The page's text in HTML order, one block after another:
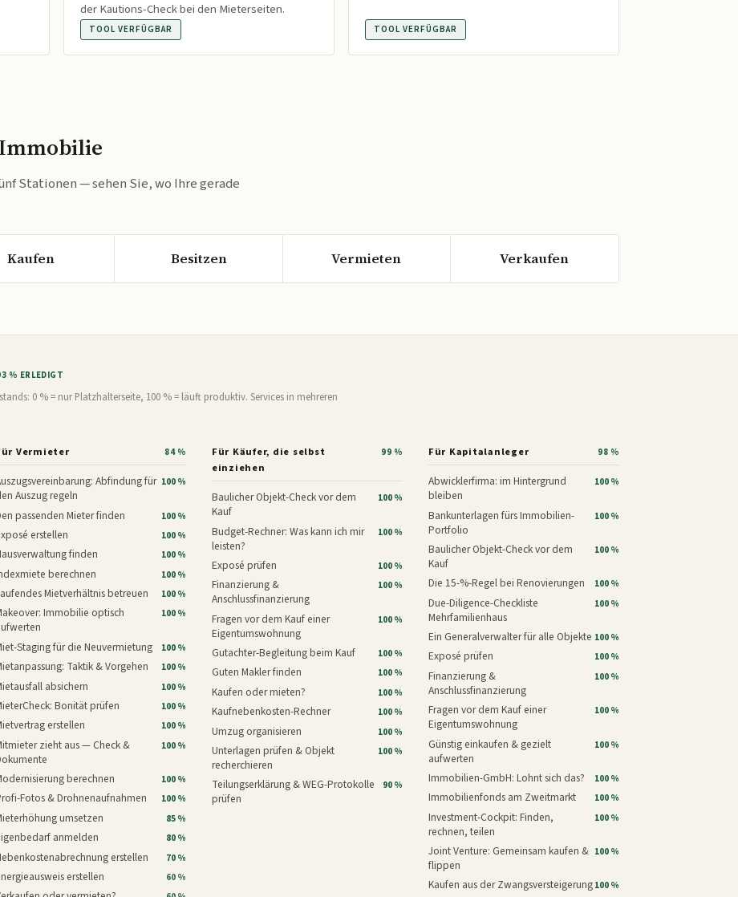
der Kautions-Check bei den Mieterseiten.
TOOL VERFÜGBAR TOOL VERFÜGBAR
Stationen — sehen Sie, wo Ihre gerade
Kaufen Besitzen Vermieten Verkaufen
% ERLEDIGT
0 % = nur Platzhalterseite, 100 % = läuft produktiv. Services in mehreren
Vermieter 84 %
Abfindung für
Auszug regeln
100 %
passenden Mieter finden 100 %
erstellen 100 %
finden 100 %
berechnen 100 %
Mietverhältnis betreuen 100 %
Immobilie optisch
100 %
Staging für die Neuvermietung 100 %
Taktik & Vorgehen 100 %
absichern 100 %
Bonität prüfen 100 %
erstellen 100 %
zieht aus — Check &
100 %
berechnen 100 %
Fotos & Drohnenaufnahmen 100 %
umsetzen 85 %
anmelden 80 %
erstellen 70 %
erstellen 60 %
Für Käufer, die selbst
einziehen
99 %
Baulicher Objekt-Check vor dem
Kauf
100 %
Budget-Rechner: Was kann ich mir
leisten?
100 %
Exposé prüfen 100 %
Finanzierung &
Anschlussfinanzierung
100 %
Fragen vor dem Kauf einer
Eigentumswohnung
100 %
Gutachter-Begleitung beim Kauf 100 %
Guten Makler finden 100 %
Kaufen oder mieten? 100 %
Kaufnebenkosten-Rechner 100 %
Umzug organisieren 100 %
Unterlagen prüfen & Objekt
recherchieren
100 %
Teilungserklärung & WEG-Protokolle
prüfen
90 %
Für Kapitalanleger 98 %
Abwicklerfirma: im Hintergrund
bleiben
100 %
Bankunterlagen fürs Immobilien-
Portfolio
100 %
Baulicher Objekt-Check vor dem
Kauf
100 %
Die 15-%-Regel bei Renovierungen 100 %
Due-Diligence-Checkliste
Mehrfamilienhaus
100 %
Ein Generalverwalter für alle Objekte 100 %
Exposé prüfen 100 %
Finanzierung &
Anschlussfinanzierung
100 %
Fragen vor dem Kauf einer
Eigentumswohnung
100 %
Günstig einkaufen & gezielt
aufwerten
100 %
Immobilien-GmbH: Lohnt sich das? 100 %
Immobilienfonds am Zweitmarkt 100 %
Investment-Cockpit: Finden,
rechnen, teilen
100 %
Joint Venture: Gemeinsam kaufen &
flippen
100 %
Kaufen aus der Zwangsversteigerung100 %